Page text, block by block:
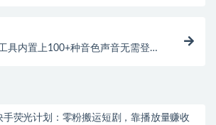
具内置上100+种音色声音无需登录
手荧光计划：零粉搬运短剧，靠播放量赚收